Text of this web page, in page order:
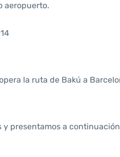
aeropuerto.
la ruta de Bakú a
presentamos a